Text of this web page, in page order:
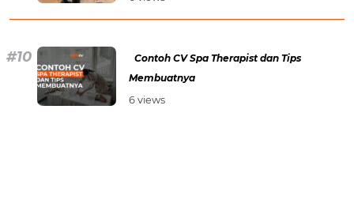
Contoh CV Spa Therapist dan Tips
Membuatnya
6 views